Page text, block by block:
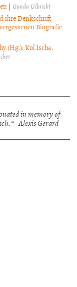
|Gunda Ulbricht
ihre Denkschrift
Biografie
(Hg.): Kol Ischa.
in memory of
- Alexis Gerard